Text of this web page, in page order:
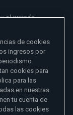
al mundo
de cookies
ingresos por
cookies para
para las
en nuestras
tu cuenta de
las cookies